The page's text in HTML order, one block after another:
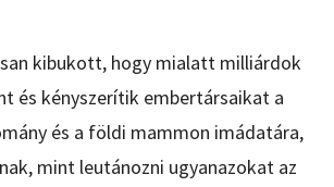
kibukott, hogy mialatt milliárdok
és kényszerítik embertársaikat a
és a földi mammon imádatára,
mint leutánozni ugyanazokat az